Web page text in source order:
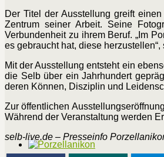
Der Titel der Ausstellung greift
Zentrum seiner Arbeit. Seine
Verbundenheit zu ihrem Beruf. „Im
es gebraucht hat, diese
Mit der Ausstellung entsteht ein
die Selb über ein Jahrhundert
deren Können, Disziplin und
Zur öffentlichen
Während der Veranstaltung werden
selb-live.de – Presseinfo